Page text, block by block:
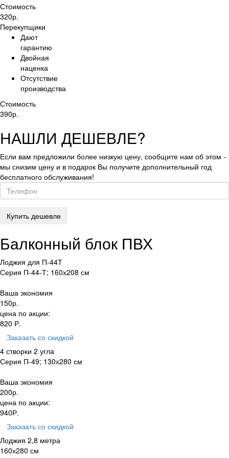
Стоимость
320р.
Перекупщики
Дают
гарантию
Двойная
наценка
Отсутствие
производства
Стоимость
390р.
НАШЛИ ДЕШЕВЛЕ?
Если вам предложили более низкую цену, сообщите нам об этом -
мы снизим цену и в подарок Вы получите дополнительный год
бесплатного обслуживания!
Балконный блок ПВХ
Лоджия для П-44Т
Серия П-44-Т; 160х208 см
Ваша экономия
150р.
цена по акции:
820 Р.
Заказать со скидкой
4 створки 2 угла
Серия П-49; 130х280 см
Ваша экономия
200р.
цена по акции:
940Р.
Заказать со скидкой
Лоджия 2,8 метра
160х280 см